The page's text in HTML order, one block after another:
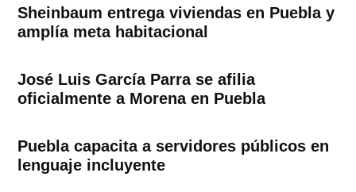
Sheinbaum entrega viviendas en Puebla y
amplía meta habitacional
José Luis García Parra se afilia
oficialmente a Morena en Puebla
Puebla capacita a servidores públicos en
lenguaje incluyente